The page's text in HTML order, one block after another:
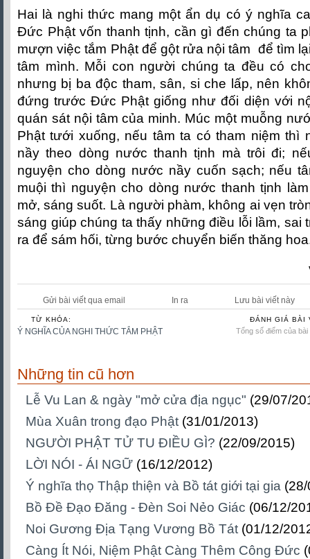
Hai là nghi thức mang một ẩn dụ có ý nghĩa
Đức Phật vốn thanh tịnh, cần gì đến chúng ta
mượn việc tắm Phật để gột rửa nội tâm để tìm
tâm mình. Mỗi con người chúng ta đều có
nhưng bị ba độc tham, sân, si che lấp, nên
đứng trước Đức Phật giống như đối diện với
quán sát nội tâm của minh. Múc một muỗng
Phật tưới xuống, nếu tâm ta có tham niệm thì
nầy theo dòng nước thanh tịnh mà trôi đi;
nguyện cho dòng nước nầy cuốn sạch; nếu
muội thì nguyện cho dòng nước thanh tịnh
mở, sáng suốt. Là người phàm, không ai vẹn
sáng giúp chúng ta thấy những điều lỗi lầm, sai
ra để sám hối, từng bước chuyển biến thăng
Gửi bài viết qua email In ra Lưu bài viết này
TỪ KHÓA:
Ý NGHĨA CỦA NGHI THỨC TẮM PHẬT
ĐÁNH GIÁ BÀI
Tổng số điểm của
Những tin cũ hơn
Lễ Vu Lan & ngày "mở cửa địa ngục" (29/07/
Mùa Xuân trong đạo Phật (31/01/2013)
NGƯỜI PHẬT TỬ TU ĐIỀU GÌ? (22/09/2015)
LỜI NÓI - ÁI NGỮ (16/12/2012)
Ý nghĩa thọ Thập thiện và Bồ tát giới tại gia
Bồ Đề Đạo Đăng - Đèn Soi Nẻo Giác (06/12/
Noi Gương Ðịa Tạng Vương Bồ Tát (01/12/
Càng Ít Nói, Niệm Phật Càng Thêm Công Đức